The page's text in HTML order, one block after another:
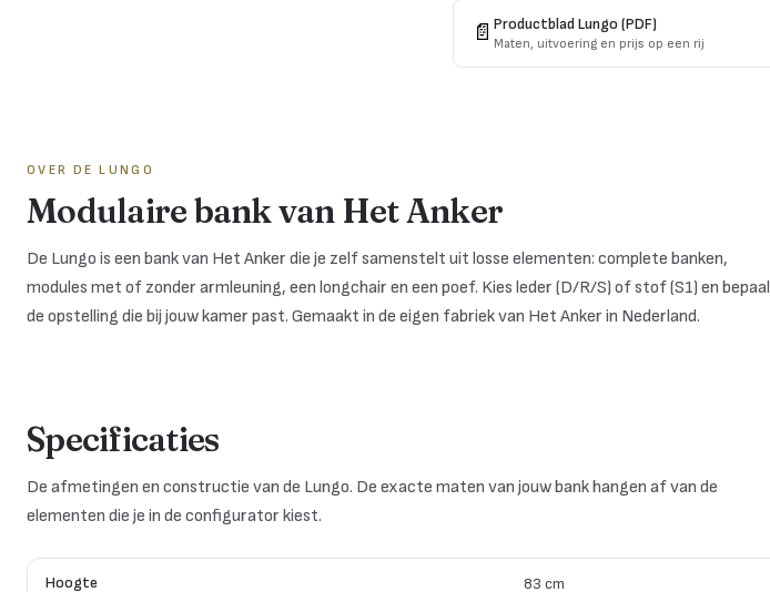
📄 ProductbladLungo(PDF)
Maten, uitvoering en prijs op een rij
OVER DE LUNGO
Modulaire bank van Het Anker
De Lungo is een bank van Het Anker die je zelf samenstelt uit losse elementen: complete banken,
modules met of zonder armleuning, een longchair en een poef. Kies leder (D/R/S) of stof (S1) en bepaal
de opstelling die bij jouw kamer past. Gemaakt in de eigen fabriek van Het Anker in Nederland.
Specificaties
De afmetingen en constructie van de Lungo. De exacte maten van jouw bank hangen af van de
elementen die je in de configurator kiest.
Hoogte 83 cm